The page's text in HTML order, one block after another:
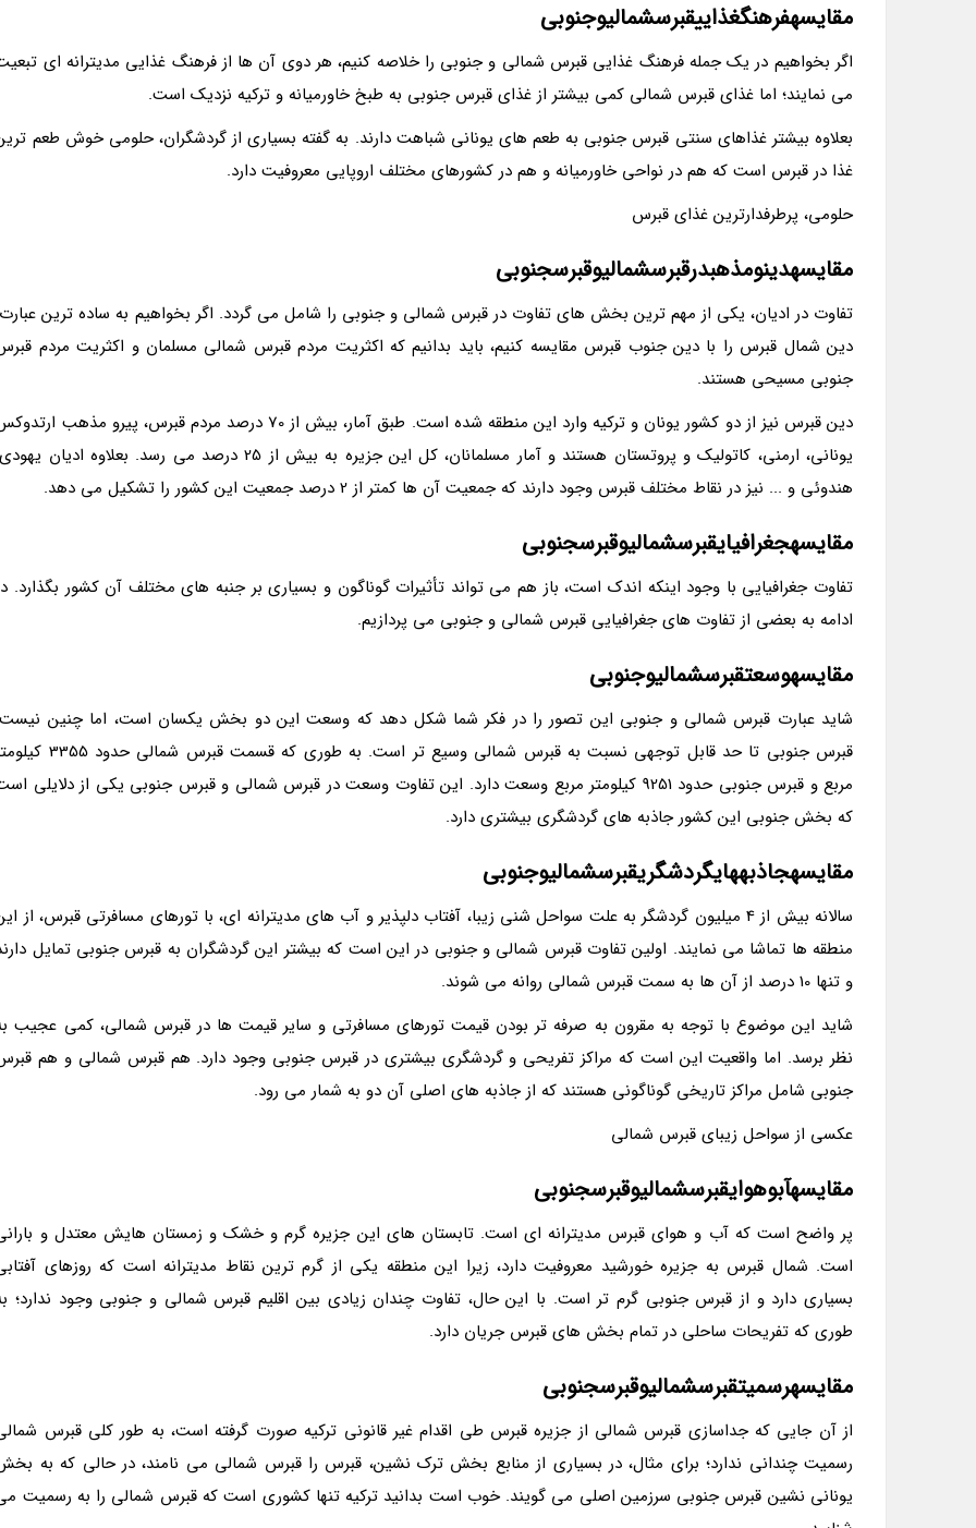
مقایسهفرهنگغذاییقبرسشمالیوجنوبی
اگر بخواهیم در یک جمله فرهنگ غذایی قبرس شمالی و جنوبی را خلاصه کنیم، هر دوی آن ها از فرهنگ غذایی مدیترانه ای
می نمایند؛ اما غذای قبرس شمالی کمی بیشتر از غذای قبرس جنوبی به طبخ خاورمیانه و ترکیه نزدیک است.
بعلاوه بیشتر غذاهای سنتی قبرس جنوبی به طعم های یونانی شباهت دارند. به گفته بسیاری از گردشگران، حلومی خوش طعم
غذا در قبرس است که هم در نواحی خاورمیانه و هم در کشورهای مختلف اروپایی معروفیت دارد.
حلومی، پرطرفدارترین غذای قبرس
مقایسهدینومذهبدرقبرسشمالیوقبرسجنوبی
تفاوت در ادیان، یکی از مهم ترین بخش های تفاوت در قبرس شمالی و جنوبی را شامل می گردد. اگر بخواهیم به ساده ترین
دین شمال قبرس را با دین جنوب قبرس مقایسه کنیم، باید بدانیم که اکثریت مردم قبرس شمالی مسلمان و اکثریت مردم
جنوبی مسیحی هستند.
دین قبرس نیز از دو کشور یونان و ترکیه وارد این منطقه شده است. طبق آمار، بیش از 70 درصد مردم قبرس، پیرو مذهب
یونانی، ارمنی، کاتولیک و پروتستان هستند و آمار مسلمانان، کل این جزیره به بیش از 25 درصد می رسد. بعلاوه ادیان
هندوئی و ... نیز در نقاط مختلف قبرس وجود دارند که جمعیت آن ها کمتر از 2 درصد جمعیت این کشور را تشکیل می دهد.
مقایسهجغرافیایقبرسشمالیوقبرسجنوبی
تفاوت جغرافیایی با وجود اینکه اندک است، باز هم می تواند تأثیرات گوناگون و بسیاری بر جنبه های مختلف آن کشور بگذارد.
ادامه به بعضی از تفاوت های جغرافیایی قبرس شمالی و جنوبی می پردازیم.
مقایسهوسعتقبرسشمالیوجنوبی
شاید عبارت قبرس شمالی و جنوبی این تصور را در فکر شما شکل دهد که وسعت این دو بخش یکسان است، اما چنین
قبرس جنوبی تا حد قابل توجهی نسبت به قبرس شمالی وسیع تر است. به طوری که قسمت قبرس
مربع و قبرس جنوبی حدود 9251 کیلومتر مربع وسعت دارد. این تفاوت وسعت در قبرس شمالی و قبرس جنوبی یکی از دلایلی
که بخش جنوبی این کشور جاذبه های گردشگری بیشتری دارد.
مقایسهجاذبههایگردشگریقبرسشمالیوجنوبی
سالانه بیش از 4 میلیون گردشگر به علت سواحل شنی زیبا، آفتاب دلپذیر و آب های مدیترانه ای، با تورهای مسافرتی قبرس، از
منطقه ها تماشا می نمایند. اولین تفاوت قبرس شمالی و جنوبی در این است که بیشتر این گردشگران به قبرس جنوبی تمایل
و تنها 10 درصد از آن ها به سمت قبرس شمالی روانه می شوند.
شاید این موضوع با توجه به مقرون به صرفه تر بودن قیمت تورهای مسافرتی و سایر قیمت ها در قبرس شمالی، کمی عجیب
نظر برسد. اما واقعیت این است که مراکز تفریحی و گردشگری بیشتری در قبرس جنوبی وجود دارد. هم قبرس شمالی و هم
جنوبی شامل مراکز تاریخی گوناگونی هستند که از جاذبه های اصلی آن دو به شمار می رود.
عکسی از سواحل زیبای قبرس شمالی
مقایسهآبوهوایقبرسشمالیوقبرسجنوبی
پر واضح است که آب و هوای قبرس مدیترانه ای است. تابستان های این جزیره گرم و خشک و زمستان هایش معتدل و
است. شمال قبرس به جزیره خورشید معروفیت دارد، زیرا این منطقه یکی از گرم ترین نقاط مدیترانه است که روزهای
بسیاری دارد و از قبرس جنوبی گرم تر است. با این حال، تفاوت چندان زیادی بین اقلیم قبرس شمالی و جنوبی وجود ندارد؛
طوری که تفریحات ساحلی در تمام بخش های قبرس جریان دارد.
مقایسهرسمیتقبرسشمالیوقبرسجنوبی
از آن جایی که جداسازی قبرس شمالی از جزیره قبرس طی اقدام غیر قانونی ترکیه صورت گرفته است، به طور کلی قبرس
رسمیت چندانی ندارد؛ برای مثال، در بسیاری از منابع بخش ترک نشین، قبرس را قبرس شمالی می نامند، در حالی که به
یونانی نشین قبرس جنوبی سرزمین اصلی می گویند. خوب است بدانید ترکیه تنها کشوری است که قبرس شمالی را به رسمیت